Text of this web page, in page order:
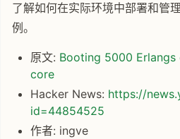
了解如何在实际环境中部署和管
例。
原文: Booting 5000 Erlangs
core
Hacker News: https://
id=44854525
作者: ingve